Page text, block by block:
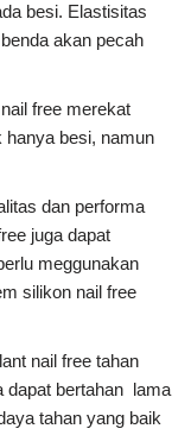
besi. Elastisitas
akan pecah
free merekat
hanya besi, namun
dan performa
juga dapat
meggunakan
silikon nail free
nail free tahan
dapat bertahan lama
tahan yang baik